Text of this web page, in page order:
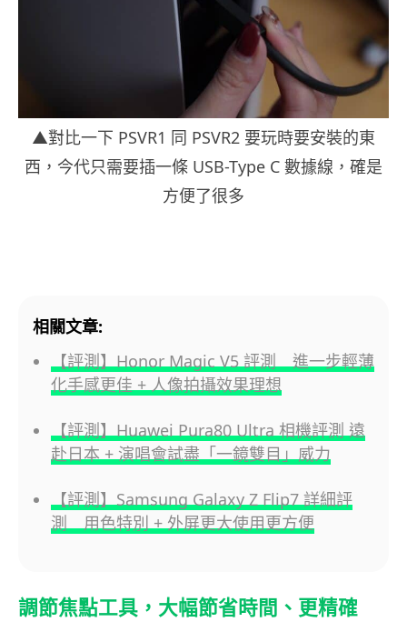
▲對比一下 PSVR1 同 PSVR2 要玩時要安裝的東
西，今代只需要插一條 USB-Type C 數據線，確是
方便了很多
相關文章:
【評測】Honor Magic V5 評測 進一步輕薄
化手感更佳 + 人像拍攝效果理想
【評測】Huawei Pura80 Ultra 相機評測 遠
赴日本 + 演唱會試盡「一鏡雙目」威力
【評測】Samsung Galaxy Z Flip7 詳細評
測 用色特別 + 外屏更大使用更方便
調節焦點工具，大幅節省時間、更精確